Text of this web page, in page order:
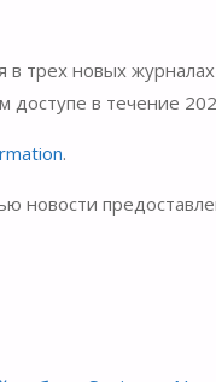
трех новых
доступе в течение
.
новости